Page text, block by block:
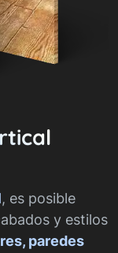
, es posible
y estilos
paredes